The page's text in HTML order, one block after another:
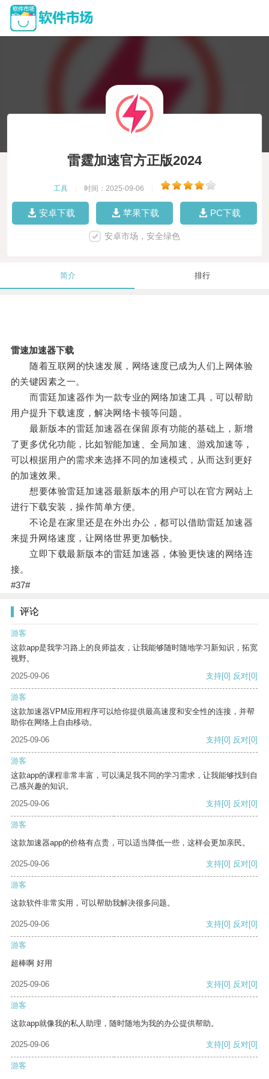
雷霆加速官方正版2024
工具 时间：2025-09-06
安卓下载 苹果下载 PC下载
安卓市场，安全绿色
简介 排行
雷速加速器下载
随着互联网的快速发展，网络速度已成为人们上网体验
的关键因素之一。
而雷廷加速器作为一款专业的网络加速工具，可以帮助
用户提升下载速度，解决网络卡顿等问题。
最新版本的雷廷加速器在保留原有功能的基础上，新增
了更多优化功能，比如智能加速、全局加速、游戏加速等，
可以根据用户的需求来选择不同的加速模式，从而达到更好
的加速效果。
想要体验雷廷加速器最新版本的用户可以在官方网站上
进行下载安装，操作简单方便。
不论是在家里还是在外出办公，都可以借助雷廷加速器
来提升网络速度，让网络世界更加畅快。
立即下载最新版本的雷廷加速器，体验更快速的网络连
接。
#37#
评论
游客
这款app是我学习路上的良师益友，让我能够随时随地学习新知识，拓宽
视野。
2025-09-06
支持[0] 反对[0]
游客
这款加速器VPM应用程序可以给你提供最高速度和安全性的连接，并帮
助你在网络上自由移动。
2025-09-06
支持[0] 反对[0]
游客
这款app的课程非常丰富，可以满足我不同的学习需求，让我能够找到自
己感兴趣的知识。
2025-09-06
支持[0] 反对[0]
游客
这款加速器app的价格有点贵，可以适当降低一些，这样会更加亲民。
2025-09-06 支持[0] 反对[0]
游客
这款软件非常实用，可以帮助我解决很多问题。
2025-09-06 支持[0] 反对[0]
游客
超棒啊 好用
2025-09-06 支持[0] 反对[0]
游客
这款app就像我的私人助理，随时随地为我的办公提供帮助。
2025-09-06 支持[0] 反对[0]
游客